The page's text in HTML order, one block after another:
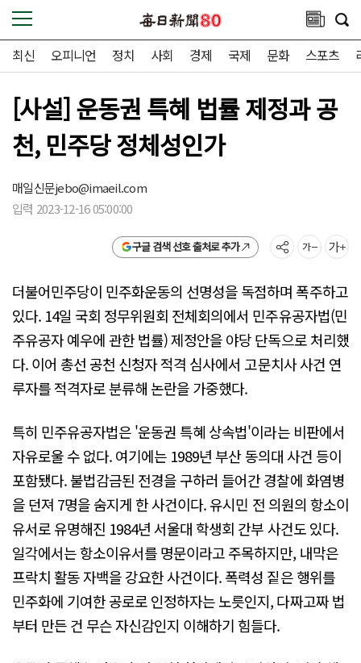
최신 오피니언 정치 사회 경제 국제 문화 스포츠
[사설] 운동권 특혜 법률 제정과 공
천, 민주당 정체성인가
매일신문jebo@imaeil.com
입력 2023-12-16 05:00:00
구글 검색 선호 출처로 추가
더불어민주당이 민주화운동의 선명성을 독점하며 폭주하고
있다. 14일 국회 정무위원회 전체회의에서 민주유공자법(민
주유공자 예우에 관한 법률) 제정안을 야당 단독으로 처리했
다. 이어 총선 공천 신청자 적격 심사에서 고문치사 사건 연
루자를 적격자로 분류해 논란을 가중했다.
특히 민주유공자법은 '운동권 특혜 상속법'이라는 비판에서
자유로울 수 없다. 여기에는 1989년 부산 동의대 사건 등이
포함됐다. 불법감금된 전경을 구하러 들어간 경찰에 화염병
을 던져 7명을 숨지게 한 사건이다. 유시민 전 의원의 항소이
유서로 유명해진 1984년 서울대 학생회 간부 사건도 있다.
일각에서는 항소이유서를 명문이라고 주목하지만, 내막은
프락치 활동 자백을 강요한 사건이다. 폭력성 짙은 행위를
민주화에 기여한 공로로 인정하자는 노릇인지, 다짜고짜 법
부터 만든 건 무슨 자신감인지 이해하기 힘들다.